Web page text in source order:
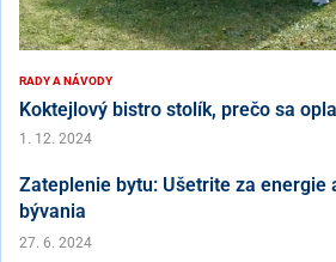
RADY A NÁVODY
Koktejlový bistro stolík, prečo sa
1. 12. 2024
Zateplenie bytu: Ušetrite za energie
bývania
27. 6. 2024